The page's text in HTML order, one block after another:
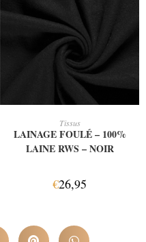
AJOUTER AU PANIER
Tissus
LAINAGE FOULÉ – 100%
LAINE RWS – NOIR
€26,95